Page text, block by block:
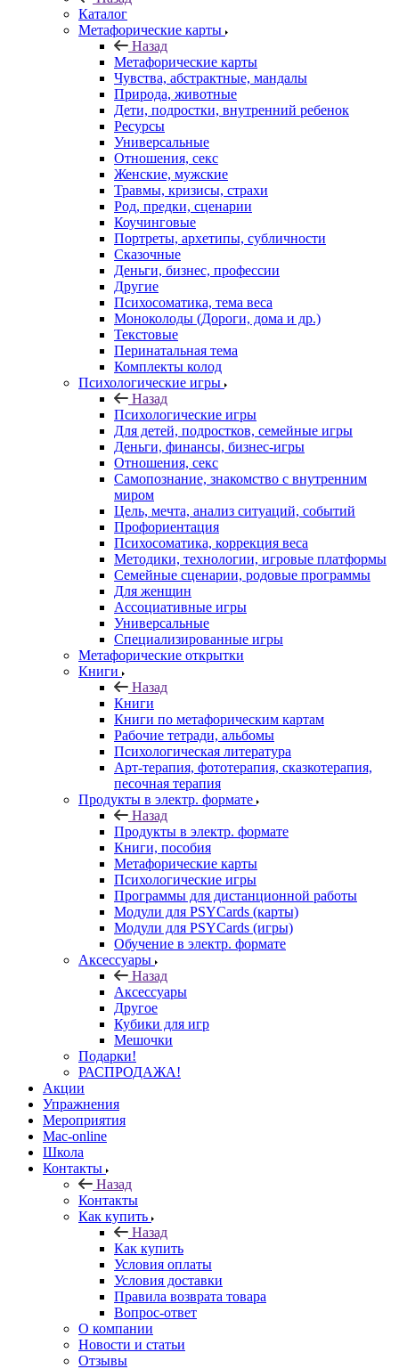
Каталог
Mетафорические карты
Назад
Mетафорические карты
Чувства, абстрактные, мандалы
Природа, животные
Дети, подростки, внутренний ребенок
Ресурсы
Универсальные
Отношения, секс
Женские, мужские
Травмы, кризисы, страхи
Род, предки, сценарии
Коучинговые
Портреты, архетипы, субличности
Сказочные
Деньги, бизнес, профессии
Другие
Психосоматика, тема веса
Моноколоды (Дороги, дома и др.)
Текстовые
Перинатальная тема
Комплекты колод
Психологические игры
Назад
Психологические игры
Для детей, подростков, семейные игры
Деньги, финансы, бизнес-игры
Отношения, секс
Самопознание, знакомство с внутренним
миром
Цель, мечта, анализ ситуаций, событий
Профориентация
Психосоматика, коррекция веса
Методики, технологии, игровые платформы
Семейные сценарии, родовые программы
Для женщин
Ассоциативные игры
Универсальные
Специализированные игры
Метафорические открытки
Книги
Назад
Книги
Книги по метафорическим картам
Рабочие тетради, альбомы
Психологическая литература
Арт-терапия, фототерапия, сказкотерапия,
песочная терапия
Продукты в электр. формате
Назад
Продукты в электр. формате
Книги, пособия
Метафорические карты
Психологические игры
Программы для дистанционной работы
Модули для PSYCards (карты)
Модули для PSYCards (игры)
Обучение в электр. формате
Аксессуары
Назад
Аксессуары
Другое
Кубики для игр
Мешочки
Подарки!
РАСПРОДАЖА!
Акции
Упражнения
Мероприятия
Mac-online
Школа
Контакты
Назад
Контакты
Как купить
Назад
Как купить
Условия оплаты
Условия доставки
Правила возврата товара
Вопрос-ответ
О компании
Новости и статьи
Отзывы